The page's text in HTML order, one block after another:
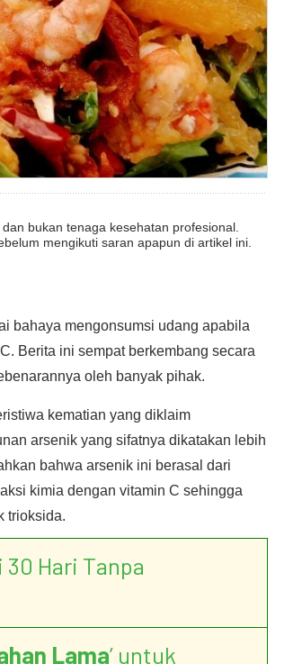
bukan tenaga kesehatan profesional.
mengikuti saran apapun di artikel ini.
bahaya mengonsumsi udang apabila
Berita ini sempat berkembang secara
oleh banyak pihak.
kematian yang diklaim
arsenik yang sifatnya dikatakan lebih
bahwa arsenik ini berasal dari
kimia dengan vitamin C sehingga
trioksida.
30 Hari Tanpa
Lama’ untuk